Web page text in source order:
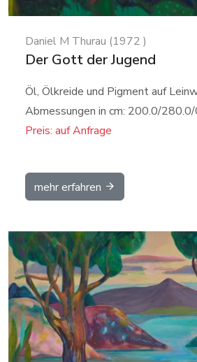
Daniel M Thurau (1972 )
Der Gott der Jugend
Öl, Ölkreide und Pigment auf
Abmessungen in cm: 200.0/
Preis: auf Anfrage
mehr erfahren
Details